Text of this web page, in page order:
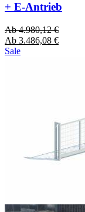
+ E-Antrieb
Ab4.980,12€
Ab 3.486,08 €
Sale